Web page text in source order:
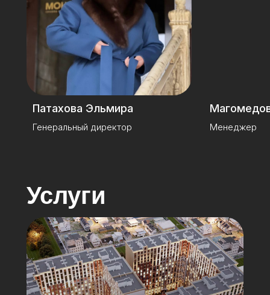
Патахова Эльмира
Генеральный директор Менеджер
Услуги